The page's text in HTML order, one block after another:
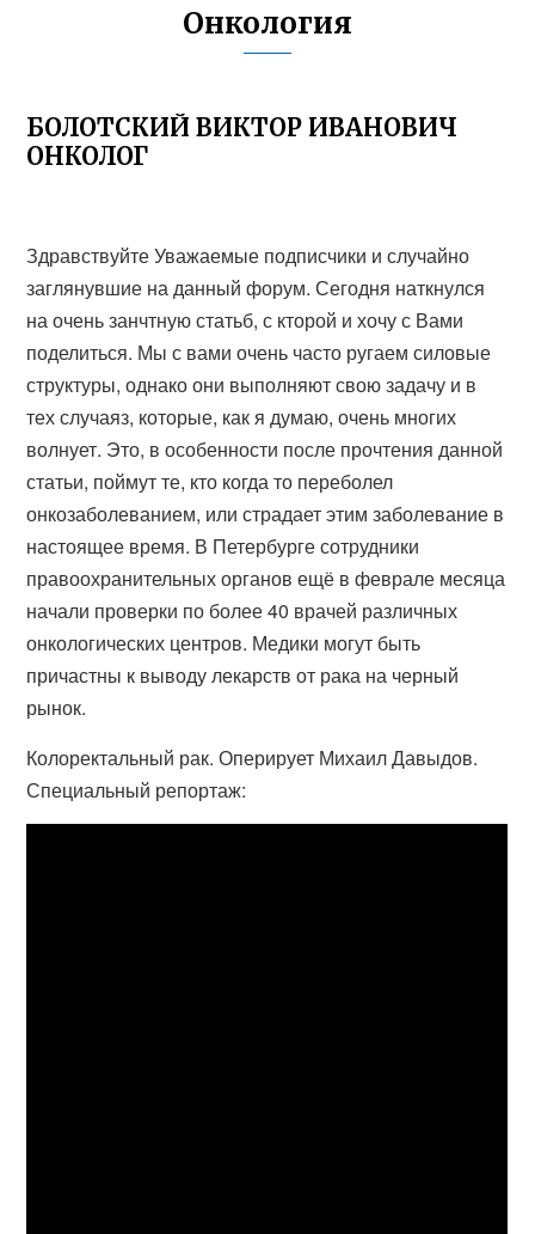
Онкология
БОЛОТСКИЙ ВИКТОР ИВАНОВИЧ
ОНКОЛОГ
Здравствуйте Уважаемые подписчики и случайно
заглянувшие на данный форум. Сегодня наткнулся
на очень занчтную статьб, с кторой и хочу с Вами
поделиться. Мы с вами очень часто ругаем силовые
структуры, однако они выполняют свою задачу и в
тех случаяз, которые, как я думаю, очень многих
волнует. Это, в особенности после прочтения данной
статьи, поймут те, кто когда то переболел
онкозаболеванием, или страдает этим заболевание в
настоящее время. В Петербурге сотрудники
правоохранительных органов ещё в феврале месяца
начали проверки по более 40 врачей различных
онкологических центров. Медики могут быть
причастны к выводу лекарств от рака на черный
рынок.
Колоректальный рак. Оперирует Михаил Давыдов.
Специальный репортаж: